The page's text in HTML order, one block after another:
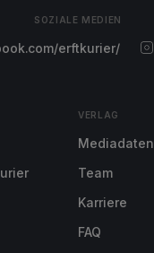
SOZIALE MEDIEN
erftkurier/
VERLAG
Mediadaten
Team
Karriere
FAQ